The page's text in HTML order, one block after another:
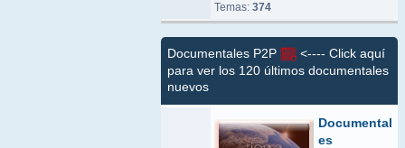
Temas: 374
Documentales P2P
<---- Click aquí
para ver los 120 últimos documentales
nuevos
Documental
es